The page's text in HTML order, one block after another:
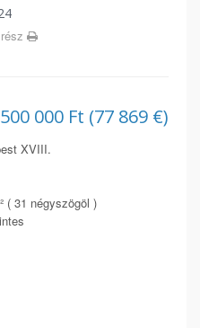
000 Ft (77 869 €)
XVIII.
( 31 négyszögöl )